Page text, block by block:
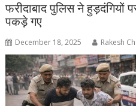
फरीदाबाद पुलिस ने हुड़दंगियों
पकड़े गए
December 18, 2025 Rakesh